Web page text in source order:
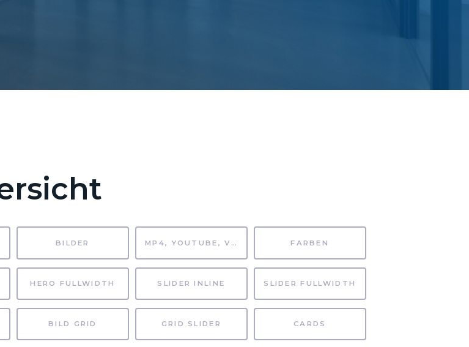
BILDER MP4, YOUTUBE, VIMEO FARBEN
HERO FULLWIDTH SLIDER INLINE SLIDER FULLWIDTH
BILD GRID GRID SLIDER CARDS